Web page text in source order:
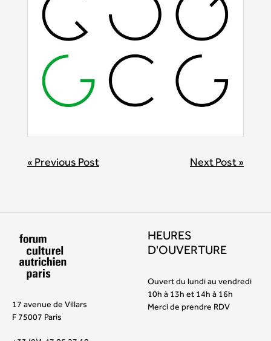
BEITRAGSNAVIGATION
« Previous Post Next Post »
17 avenue de Villars
F 75007 Paris
HEURES
D'OUVERTURE
Ouvert du lundi au vendredi
10h à 13h et 14h à 16h
Merci de prendre RDV